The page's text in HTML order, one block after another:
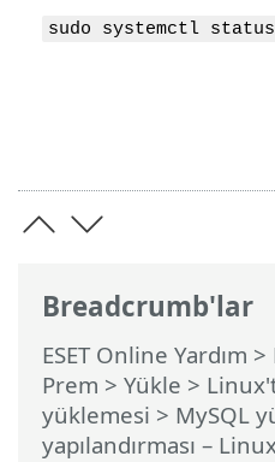
Breadcrumb'lar
ESET Online Yardım >
Prem > Yükle >
yüklemesi > MySQL
yapılandırması –
sudo systemctl